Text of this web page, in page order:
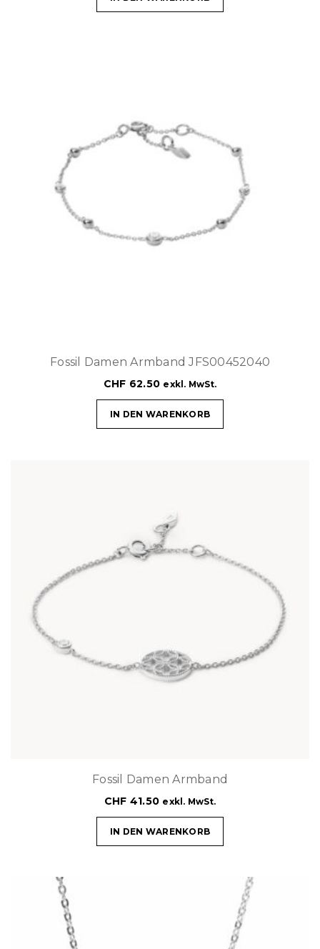
Fossil Damen Armband JFS00452040
CHF 62.50 exkl. MwSt.
IN DEN WARENKORB
Fossil Damen Armband
CHF 41.50 exkl. MwSt.
IN DEN WARENKORB